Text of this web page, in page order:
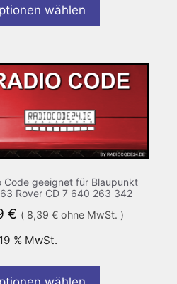
wählen
Code geeignet für Blaupunkt
Rover CD 7 640 263 342
€ ( 8,39 €ohne MwSt. )
% MwSt.